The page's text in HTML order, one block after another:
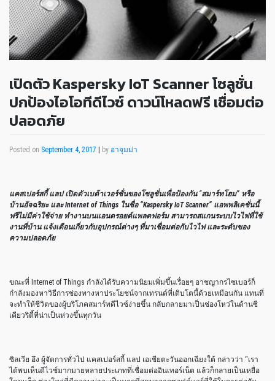
เปิดตัว Kaspersky IoT Scanner โซลูชั่น
ปกป้องไอโอทีดีไวซ์ ดาวน์โหลดฟรี เชื่อมต่อ
ปลอดภัย
Posted on September 4, 2017 by อาจุมม่า
แคสเปอร์สกี้ แลป เปิดตัวเบต้าเวอร์ชั่นของโซลูชั่นเพื่อป้องกัน “สมาร์ทโฮม” หรือ
บ้านอัจฉริยะ และ Internet of Things ในชื่อ “Kaspersky IoT Scanner” แอพพลิเคชั่นนี้
ฟรีไม่มีค่าใช้จ่าย ทำงานบนแอนดรอยด์แพลตฟอร์ม สามารถสแกนระบบไวไฟที่ใช้
งานที่บ้าน แจ้งเตือนเกี่ยวกับอุปกรณ์ต่างๆ ที่มาเชื่อมต่อกับไวไฟ และระดับของ
ความปลอดภัย
ขณะที่ Internet of Things กำลังได้รับความนิยมเพิ่มขึ้นเรื่อยๆ อาชญากรไซเบอร์ก็
กำลังมองหาวิธีการช่องทางหาประโยชน์จากเทรนด์ที่เติบโตนี้ด้วยเหมือนกัน แทนที่
จะทำให้ชีวิตของผู้บริโภคสมาร์ทดีไวซ์ง่ายขึ้น กลับกลายมาเป็นช่องโหว่ในด้านซี
เคียวริตี้ที่น่าเป็นห่วงขึ้นทุกวัน
ซิลเวีย อึง ผู้จัดการทั่วไป แคสเปอร์สกี้ แลป เอเชียตะวันออกเฉียงใต้ กล่าวว่า “เรา
ได้พบเห็นดีไวซ์มากมายหลายประเภทที่เชื่อมต่ออินเทอร์เน็ต แล้วก็กลายเป็นเหยื่อ